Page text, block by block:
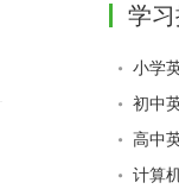
学
小学
初中
高中
计算